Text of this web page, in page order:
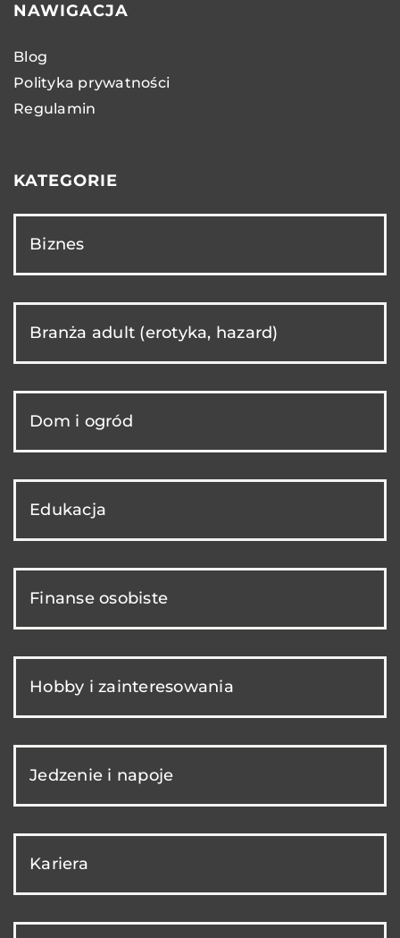
NAWIGACJA
Blog
Polityka prywatności
Regulamin
KATEGORIE
Biznes
Branża adult (erotyka, hazard)
Dom i ogród
Edukacja
Finanse osobiste
Hobby i zainteresowania
Jedzenie i napoje
Kariera